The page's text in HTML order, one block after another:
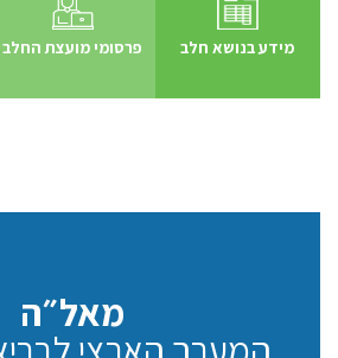
מידע בנושא חלב פרסומי מועצת החלב
מאל״ה